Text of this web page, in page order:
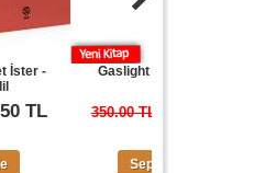
Gaslight - Yılmaz Özdil
350.00 TL 227.50 TL